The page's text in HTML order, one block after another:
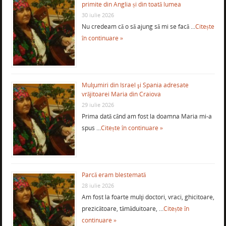
primite din Anglia și din toată lumea
30 iulie 2026
Nu credeam că o să ajung să mi se facă …Citește
în continuare »
Mulţumiri din Israel şi Spania adresate
vrăjitoarei Maria din Craiova
29 iulie 2026
Prima dată când am fost la doamna Maria mi-a
spus …Citește în continuare »
Parcă eram blestemată
28 iulie 2026
Am fost la foarte mulţi doctori, vraci, ghicitoare,
prezicătoare, tămăduitoare, …Citește în
continuare »